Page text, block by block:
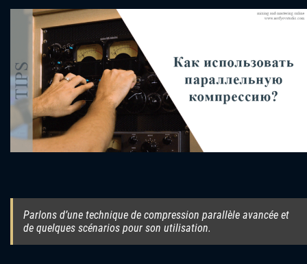
Parlons d’une technique de compression parallèle avancée et
de quelques scénarios pour son utilisation.